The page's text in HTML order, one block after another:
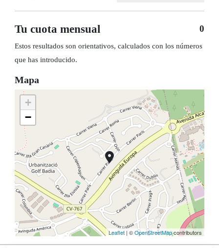
Tu cuota mensual 0
Estos resultados son orientativos, calculados con los números
que has introducido.
Mapa
+
−
Leaflet | ©OpenStreetMapcontributors